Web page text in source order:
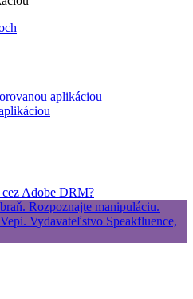
aplikáciou
Adobe DRM?